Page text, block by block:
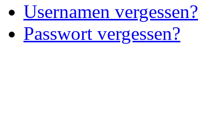
Usernamen vergessen?
Passwort vergessen?